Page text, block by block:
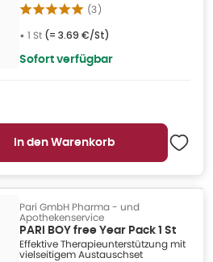
(3)
• 1 St (= 3.69 €/St)
Sofort verfügbar
In den Warenkorb
Pari GmbH Pharma - und
Apothekenservice
PARI BOY free Year Pack 1 St
Effektive Therapieunterstützung mit
vielseitigem Austauschset